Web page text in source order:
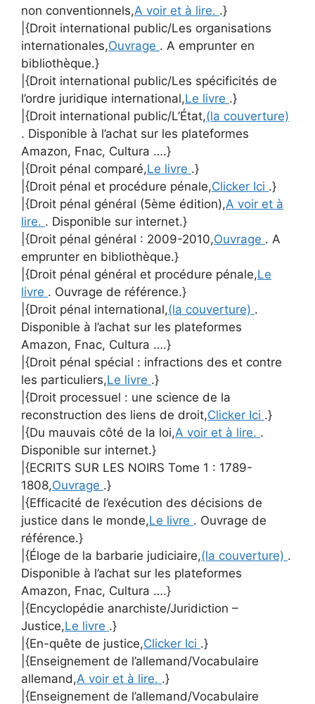
non conventionnels,A voir et à lire. .}
|{Droit international public/Les organisations
internationales,Ouvrage . A emprunter en
bibliothèque.}
|{Droit international public/Les spécificités de
l’ordre juridique international,Le livre .}
|{Droit international public/L’État,(la couverture)
. Disponible à l’achat sur les plateformes
Amazon, Fnac, Cultura ….}
|{Droit pénal comparé,Le livre .}
|{Droit pénal et procédure pénale,Clicker Ici .}
|{Droit pénal général (5ème édition),A voir et à
lire. . Disponible sur internet.}
|{Droit pénal général : 2009-2010,Ouvrage . A
emprunter en bibliothèque.}
|{Droit pénal général et procédure pénale,Le
livre . Ouvrage de référence.}
|{Droit pénal international,(la couverture) .
Disponible à l’achat sur les plateformes
Amazon, Fnac, Cultura ….}
|{Droit pénal spécial : infractions des et contre
les particuliers,Le livre .}
|{Droit processuel : une science de la
reconstruction des liens de droit,Clicker Ici .}
|{Du mauvais côté de la loi,A voir et à lire. .
Disponible sur internet.}
|{ECRITS SUR LES NOIRS Tome 1 : 1789-
1808,Ouvrage .}
|{Efficacité de l’exécution des décisions de
justice dans le monde,Le livre . Ouvrage de
référence.}
|{Éloge de la barbarie judiciaire,(la couverture) .
Disponible à l’achat sur les plateformes
Amazon, Fnac, Cultura ….}
|{Encyclopédie anarchiste/Juridiction –
Justice,Le livre .}
|{En-quête de justice,Clicker Ici .}
|{Enseignement de l’allemand/Vocabulaire
allemand,A voir et à lire. .}
|{Enseignement de l’allemand/Vocabulaire